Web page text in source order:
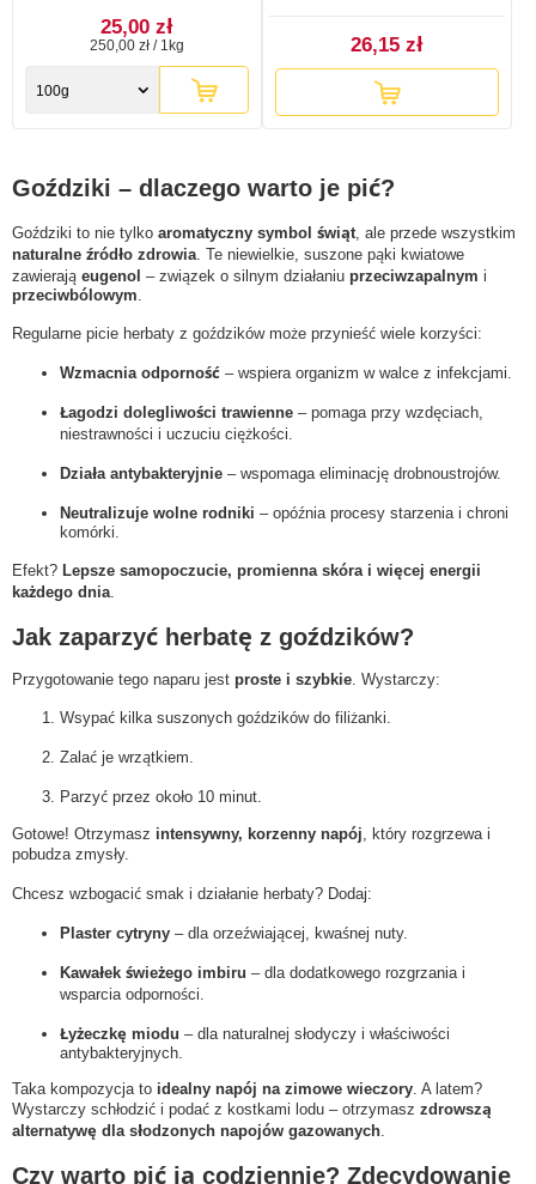
25,00 zł
250,00 zł / 1kg
100g
26,15 zł
Goździki – dlaczego warto je pić?
Goździki to nie tylko aromatyczny symbol świąt, ale przede wszystkim
naturalne źródło zdrowia. Te niewielkie, suszone pąki kwiatowe
zawierają eugenol – związek o silnym działaniu przeciwzapalnym i
przeciwbólowym.
Regularne picie herbaty z goździków może przynieść wiele korzyści:
Wzmacnia odporność – wspiera organizm w walce z infekcjami.
Łagodzi dolegliwości trawienne – pomaga przy wzdęciach,
niestrawności i uczuciu ciężkości.
Działa antybakteryjnie – wspomaga eliminację drobnoustrojów.
Neutralizuje wolne rodniki – opóźnia procesy starzenia i chroni
komórki.
Efekt? Lepsze samopoczucie, promienna skóra i więcej energii
każdego dnia.
Jak zaparzyć herbatę z goździków?
Przygotowanie tego naparu jest proste i szybkie. Wystarczy:
Wsypać kilka suszonych goździków do filiżanki.
Zalać je wrzątkiem.
Parzyć przez około 10 minut.
Gotowe! Otrzymasz intensywny, korzenny napój, który rozgrzewa i
pobudza zmysły.
Chcesz wzbogacić smak i działanie herbaty? Dodaj:
Plaster cytryny – dla orzeźwiającej, kwaśnej nuty.
Kawałek świeżego imbiru – dla dodatkowego rozgrzania i
wsparcia odporności.
Łyżeczkę miodu – dla naturalnej słodyczy i właściwości
antybakteryjnych.
Taka kompozycja to idealny napój na zimowe wieczory. A latem?
Wystarczy schłodzić i podać z kostkami lodu – otrzymasz zdrowszą
alternatywę dla słodzonych napojów gazowanych.
Czy warto pić ją codziennie? Zdecydowanie